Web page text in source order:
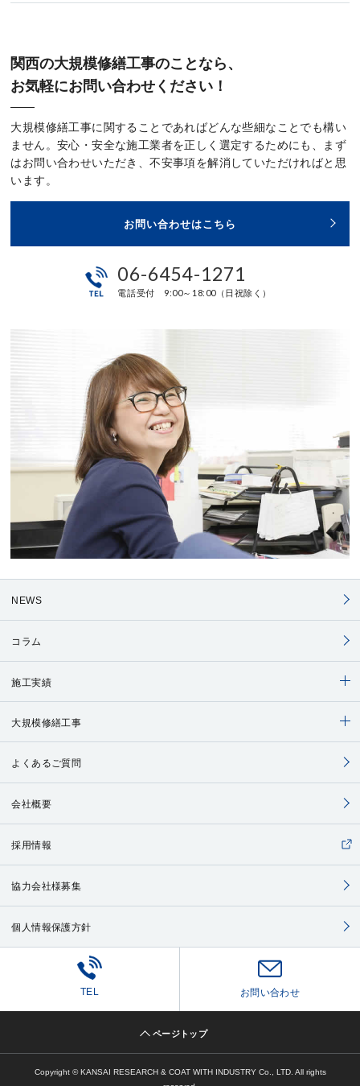
関西の大規模修繕工事のことなら、
お気軽にお問い合わせください！
大規模修繕工事に関することであればどんな些細なことでも構い
ません。安心・安全な施工業者を正しく選定するためにも、まず
はお問い合わせいただき、不安事項を解消していただければと思
います。
お問い合わせはこちら
06-6454-1271
電話受付 9:00～18:00（日祝除く）
NEWS
コラム
施工実績
大規模修繕工事
よくあるご質問
会社概要
採用情報
協力会社様募集
個人情報保護方針
TEL お問い合わせ
ページトップ
Copyright © KANSAI RESEARCH & COAT WITH INDUSTRY Co., LTD. All rights